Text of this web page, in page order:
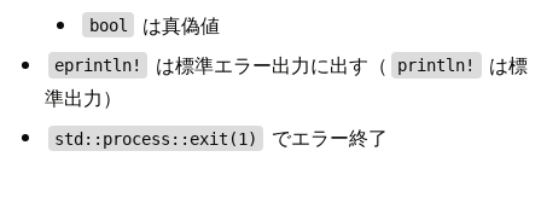
bool は真偽値
eprintln! は標準エラー出力に出す（ println!
は標
準出力）
std::process::exit(1) でエラー終了